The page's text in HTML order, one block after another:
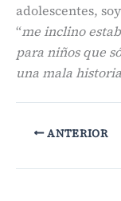
adolescentes,
“me inclino
para niños que
una mala
ANTERIOR